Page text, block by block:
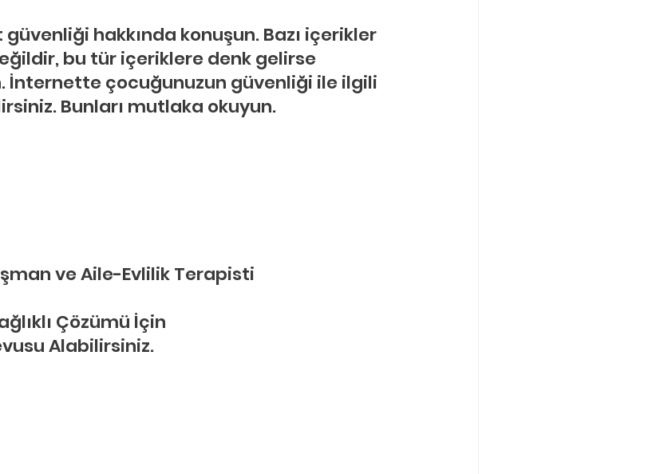
hakkında konuşun. Bazı içerikler
bu tür içeriklere denk gelirse
İnternette çocuğunuzun güvenliği ile ilgili
Bunları mutlaka okuyun.
ve Aile-Evlilik Terapisti
Çözümü İçin
Alabilirsiniz.